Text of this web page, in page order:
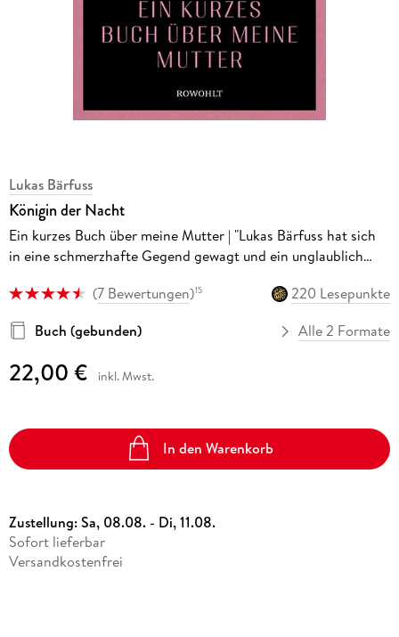
Lukas Bärfuss
Königin der Nacht
Ein kurzes Buch über meine Mutter | "Lukas Bärfuss hat sich
in eine schmerzhafte Gegend gewagt und ein unglaublich
(7 Bewertungen)15
220 Lesepunkte
Buch (gebunden)
Alle 2 Formate
22,00 € inkl. Mwst.
In den Warenkorb
Zustellung:Sa, 08.08. - Di, 11.08.
Sofort lieferbar
Versandkostenfrei